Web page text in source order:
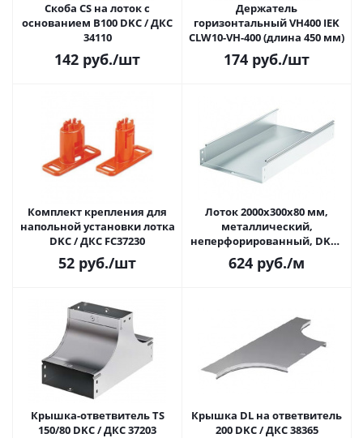
Скоба CS на лоток с
основанием B100 DKC / ДКС
34110
142 руб./шт
Держатель
горизонтальный VH400 IEK
CLW10-VH-400 (длина 450 мм)
174 руб./шт
Комплект крепления для
напольной установки лотка
DKC / ДКС FC37230
52 руб./шт
Лоток 2000x300х80 мм,
металлический,
неперфорированный, DKC /
ДКС 35055
624 руб./м
Крышка-ответвитель TS
150/80 DKC / ДКС 37203
Крышка DL на ответвитель
200 DKC / ДКС 38365